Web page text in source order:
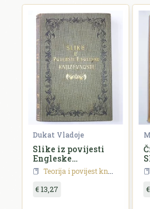
Dukat Vladoje
Slike iz povijesti
Engleske
književnosti
Teorija i povijest književnosti
€ 13,27